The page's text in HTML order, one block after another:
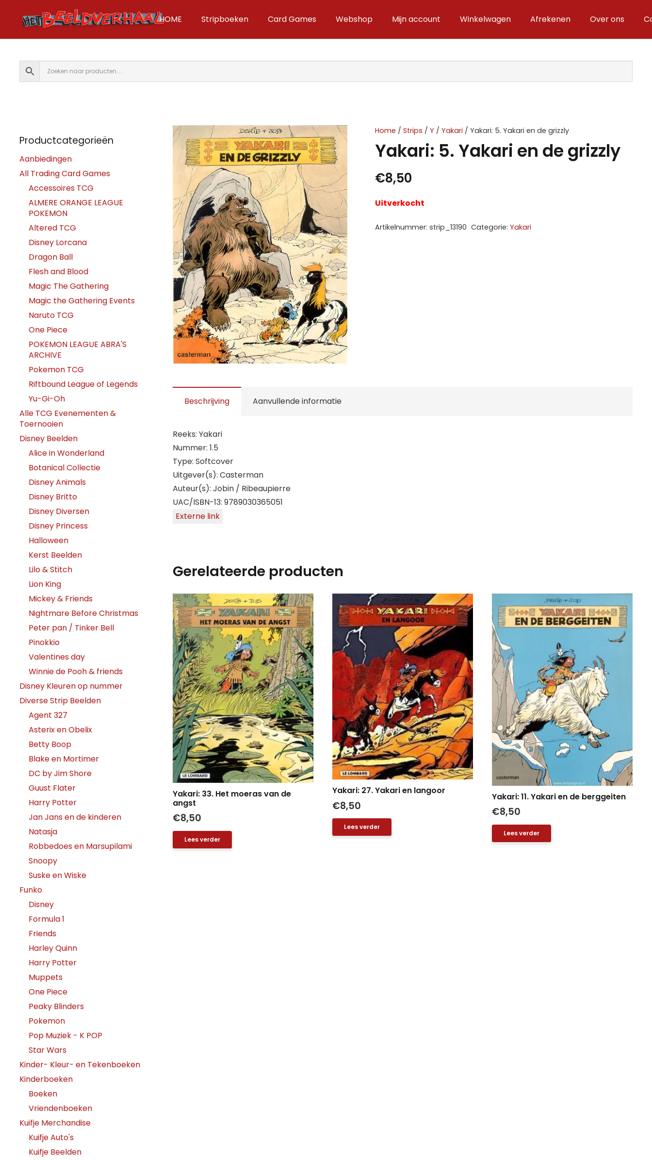
HOME Stripboeken Card Games Webshop Mijn account Winkelwagen Afrekenen Over ons
Home /Strips /Y /Yakari / Yakari: 5. Yakari en de grizzly
Yakari: 5. Yakari en de grizzly
€8,50
Uitverkocht
Artikelnummer:strip_13190 Categorie: Yakari
Beschrijving Aanvullende informatie
Reeks: Yakari
Nummer: 1.5
Type: Softcover
Uitgever(s): Casterman
Auteur(s): Jobin / Ribeaupierre
UAC/ISBN-13: 9789030365051
Externe link
Gerelateerde producten
Yakari: 33. Het moeras van de
angst
€8,50
Lees verder
Yakari: 27. Yakari en langoor
€8,50
Lees verder
Yakari: 11. Yakari en de berggeiten
€8,50
Lees verder
Productcategorieën
Aanbiedingen
All Trading Card Games
Accessoires TCG
ALMERE ORANGE LEAGUE
POKEMON
Altered TCG
Disney Lorcana
Dragon Ball
Flesh and Blood
Magic The Gathering
Magic the Gathering Events
Naruto TCG
One Piece
POKEMON LEAGUE ABRA'S
ARCHIVE
Pokemon TCG
Riftbound League of Legends
Yu-Gi-Oh
Alle TCG Evenementen &
Toernooien
Disney Beelden
Alice in Wonderland
Botanical Collectie
Disney Animals
Disney Britto
Disney Diversen
Disney Princess
Halloween
Kerst Beelden
Lilo & Stitch
Lion King
Mickey & Friends
Nightmare Before Christmas
Peter pan / Tinker Bell
Pinokkio
Valentines day
Winnie de Pooh & friends
Disney Kleuren op nummer
Diverse Strip Beelden
Agent 327
Asterix en Obelix
Betty Boop
Blake en Mortimer
DC by Jim Shore
Guust Flater
Harry Potter
Jan Jans en de kinderen
Natasja
Robbedoes en Marsupilami
Snoopy
Suske en Wiske
Funko
Disney
Formula 1
Friends
Harley Quinn
Harry Potter
Muppets
One Piece
Peaky Blinders
Pokemon
Pop Muziek - K POP
Star Wars
Kinder- Kleur- en Tekenboeken
Kinderboeken
Boeken
Vriendenboeken
Kuifje Merchandise
Kuifje Auto's
Kuifje Beelden